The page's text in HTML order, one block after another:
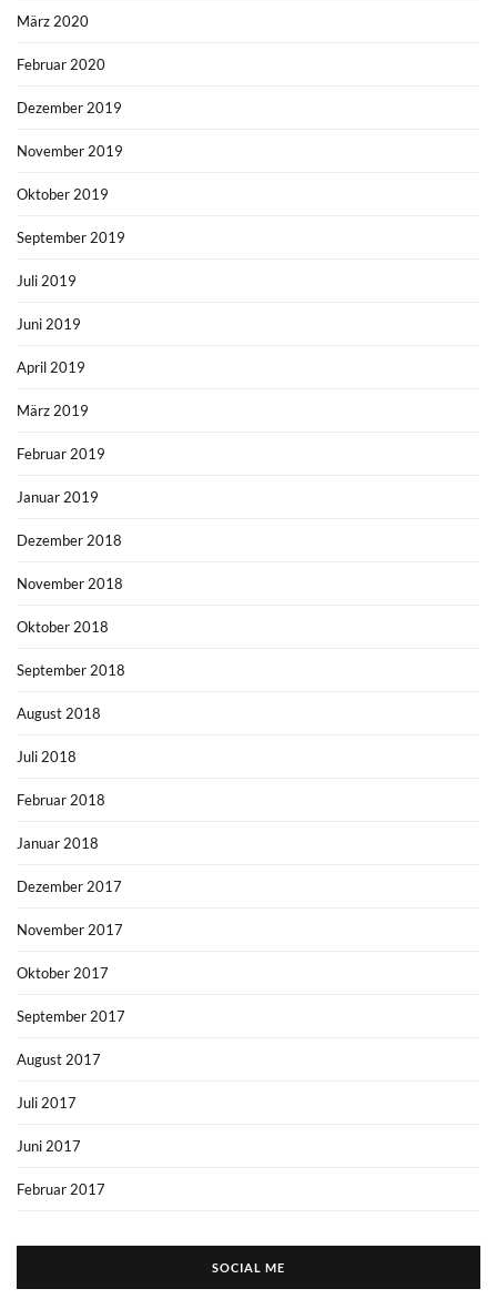
März 2020
Februar 2020
Dezember 2019
November 2019
Oktober 2019
September 2019
Juli 2019
Juni 2019
April 2019
März 2019
Februar 2019
Januar 2019
Dezember 2018
November 2018
Oktober 2018
September 2018
August 2018
Juli 2018
Februar 2018
Januar 2018
Dezember 2017
November 2017
Oktober 2017
September 2017
August 2017
Juli 2017
Juni 2017
Februar 2017
SOCIAL ME